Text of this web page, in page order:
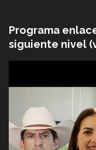
Programa
siguiente nivel